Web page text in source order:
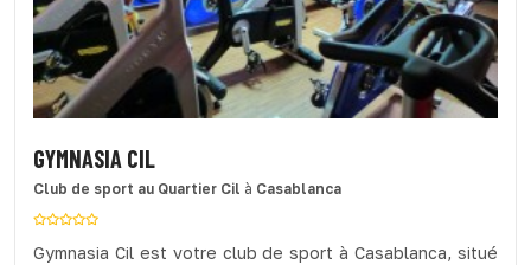
GYMNASIA CIL
Club de sport au Quartier Cil à Casablanca
Gymnasia Cil est votre club de sport à Casablanca, situé